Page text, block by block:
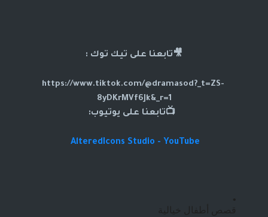
🎥تابعنا على تيك توك :
https://www.tiktok.com/@dramasod?_t=ZS-
8yDKrMVf6Jk&_r=1
📺تابعنا على يوتيوب:
AlteredIcons Studio - YouTube
قصص أطفال خيالية